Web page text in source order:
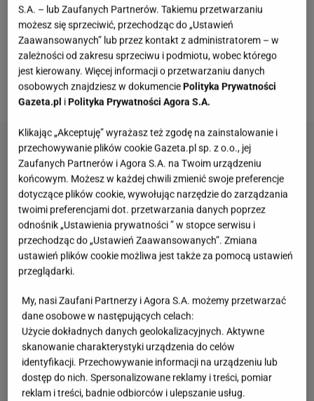
ogródkach. Jej intensywny wyciąg odstrasza
szkodniki i pomaga ograniczyć ich rozwój bez
używania agresywnej chemii. Najważniejsze
okazuje się jednak odpowiednie przygotowanie
korzeni i właściwy moment wykonania oprysku.
S.A. – lub Zaufanych Partnerów. Takiemu przetwarzaniu
możesz się sprzeciwić, przechodząc do „Ustawień
Zaawansowanych” lub przez kontakt z administratorem – w
zależności od zakresu sprzeciwu i podmiotu, wobec którego
jest kierowany. Więcej informacji o przetwarzaniu danych
osobowych znajdziesz w dokumenciePolityka Prywatności
Gazeta.pl iPolityka Prywatności Agora S.A.
Klikając „Akceptuję” wyrażasz też zgodę na zainstalowanie i
przechowywanie plików cookie Gazeta.pl sp. z o.o., jej
Zaufanych Partnerów i Agora S.A. na Twoim urządzeniu
końcowym. Możesz w każdej chwili zmienić swoje preferencje
dotyczące plików cookie, wywołując narzędzie do zarządzania
twoimi preferencjami dot. przetwarzania danych poprzez
odnośnik „Ustawienia prywatności ” w stopce serwisu i
przechodząc do „Ustawień Zaawansowanych”. Zmiana
ustawień plików cookie możliwa jest także za pomocą ustawień
przeglądarki.
My, nasi Zaufani Partnerzy i Agora S.A. możemy przetwarzać
dane osobowe w następujących celach:
Użycie dokładnych danych geolokalizacyjnych. Aktywne
skanowanie charakterystyki urządzenia do celów
identyfikacji. Przechowywanie informacji na urządzeniu lub
dostęp do nich. Spersonalizowane reklamy i treści, pomiar
reklam i treści, badnie odbiorców i ulepszanie usług.